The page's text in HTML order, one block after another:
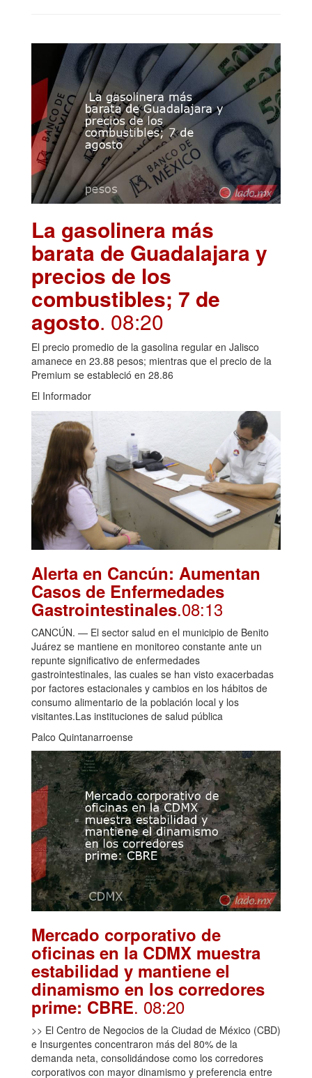
La gasolinera más
barata de Guadalajara y
precios de los
combustibles; 7 de
agosto. 08:20
El precio promedio de la gasolina regular en Jalisco
amanece en 23.88 pesos; mientras que el precio de la
Premium se estableció en 28.86
El Informador
Alerta en Cancún: Aumentan
Casos de Enfermedades
Gastrointestinales.08:13
CANCÚN. — El sector salud en el municipio de Benito
Juárez se mantiene en monitoreo constante ante un
repunte significativo de enfermedades
gastrointestinales, las cuales se han visto exacerbadas
por factores estacionales y cambios en los hábitos de
consumo alimentario de la población local y los
visitantes.Las instituciones de salud pública
Palco Quintanarroense
Mercado corporativo de
oficinas en la CDMX muestra
estabilidad y mantiene el
dinamismo en los corredores
prime: CBRE. 08:20
>> El Centro de Negocios de la Ciudad de México (CBD)
e Insurgentes concentraron más del 80% de la
demanda neta, consolidándose como los corredores
corporativos con mayor dinamismo y preferencia entre